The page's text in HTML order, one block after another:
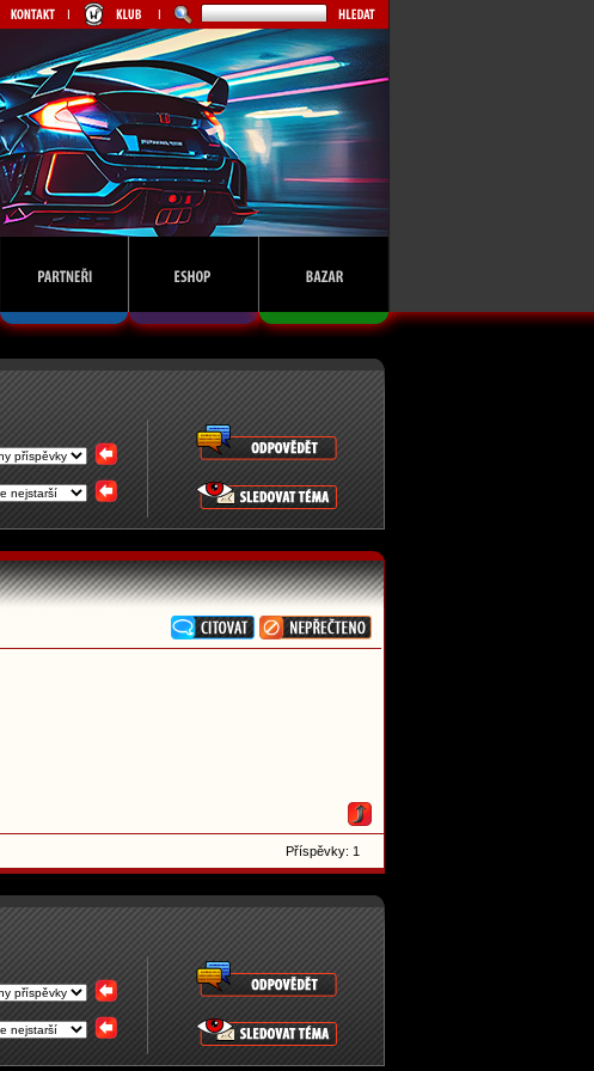
Příspěvky: 1